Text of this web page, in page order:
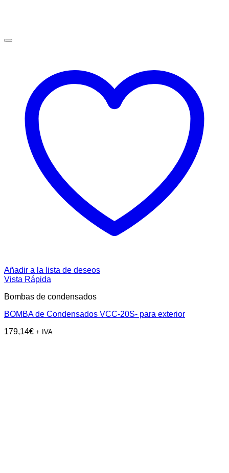
Añadir a la lista de deseos
Vista Rápida
Bombas de condensados
BOMBA de Condensados VCC-20S- para exterior
179,14€ + IVA